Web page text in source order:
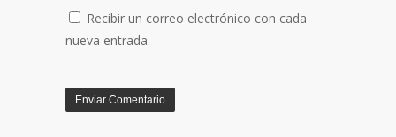
Recibir un correo electrónico con cada
nueva entrada.